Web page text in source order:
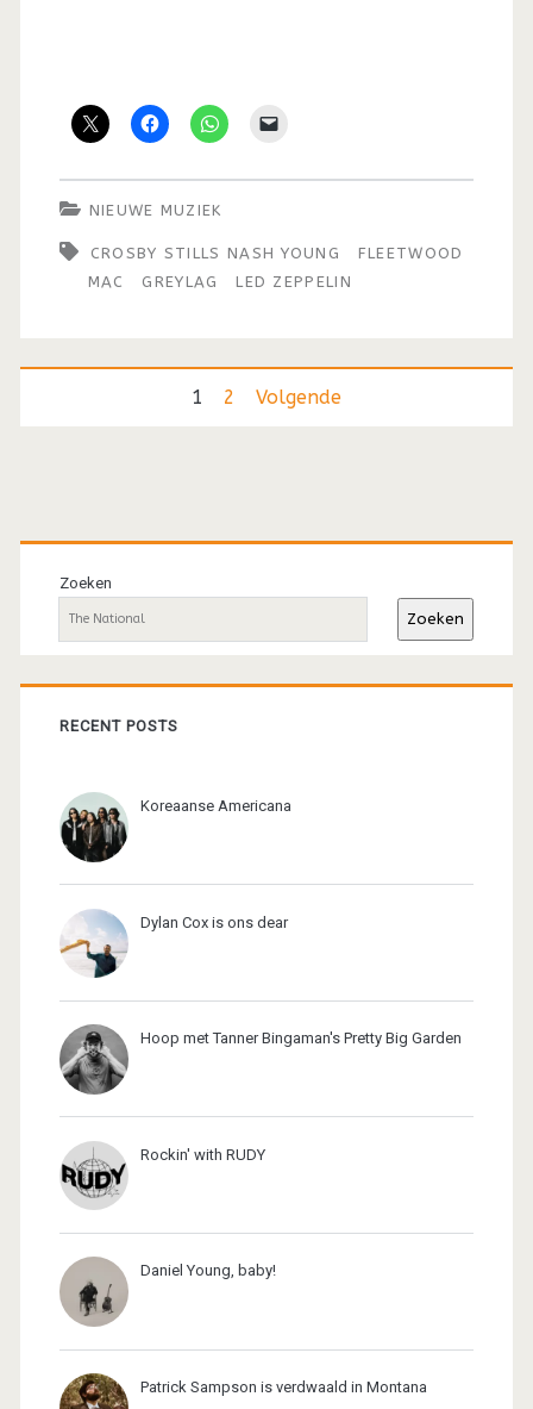
NIEUWE MUZIEK
CROSBY STILLS NASH YOUNG
FLEETWOOD
MAC
GREYLAG LED ZEPPELIN
Berichten
1 2 Volgende
Primaire
sidebar
Zoeken
Zoeken
RECENT POSTS
Koreaanse Americana
Dylan Cox is ons dear
Hoop met Tanner Bingaman's Pretty Big Garden
Rockin' with RUDY
Daniel Young, baby!
Patrick Sampson is verdwaald in Montana